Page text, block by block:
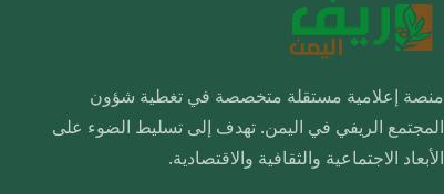
منصة إعلامية مستقلة متخصصة في تغطية شؤون
المجتمع الريفي في اليمن. تهدف إلى تسليط الضوء على
الأبعاد الاجتماعية والثقافية والاقتصادية.